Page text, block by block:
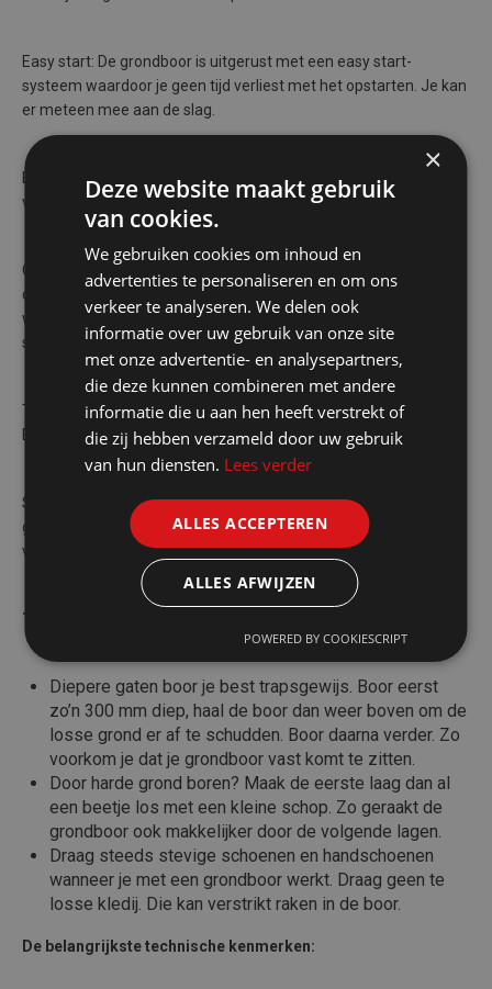
Easy start: De grondboor is uitgerust met een easy start-
systeem waardoor je geen tijd verliest met het opstarten. Je kan
er meteen mee aan de slag.
Eenvoudig boren wisselen: Dankzij het snelkoppelingssysteem
vervang je boren makkelijk en zonder extra gereedschap.
Comfortabel: Aan jouw comfort is ook gedacht. De uitlaat van
deze grondboor is uitgerust met een geluidsdemper en blaast
weg van de gebruiker. Bovendien is het toestel voorzien van een
soft grip handvat, voor een stevige en aangename grip.
Type brandstof: De grondboor kan zowel gebruikt worden met
E5- als met E10-benzine.
Stevig: De behuizing van het toestel is gemaakt van met
glasvezel versterkte kunststof, wat het steviger maakt en
vervormingen van de behuizing voorkomt.
Tips & Tricks:
Diepere gaten boor je best trapsgewijs. Boor eerst
zo’n 300 mm diep, haal de boor dan weer boven om de
losse grond er af te schudden. Boor daarna verder. Zo
voorkom je dat je grondboor vast komt te zitten.
Door harde grond boren? Maak de eerste laag dan al
een beetje los met een kleine schop. Zo geraakt de
grondboor ook makkelijker door de volgende lagen.
Draag steeds stevige schoenen en handschoenen
wanneer je met een grondboor werkt. Draag geen te
losse kledij. Die kan verstrikt raken in de boor.
De belangrijkste technische kenmerken:
×
Deze website maakt gebruik
van cookies.
We gebruiken cookies om inhoud en
advertenties te personaliseren en om ons
verkeer te analyseren. We delen ook
informatie over uw gebruik van onze site
met onze advertentie- en analysepartners,
die deze kunnen combineren met andere
informatie die u aan hen heeft verstrekt of
die zij hebben verzameld door uw gebruik
van hun diensten. Lees verder
ALLES ACCEPTEREN
ALLES AFWIJZEN
POWERED BY COOKIESCRIPT